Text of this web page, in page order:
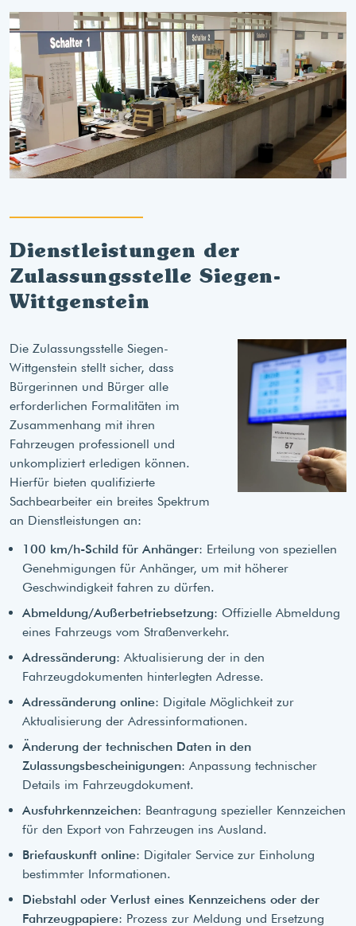
Dienstleistungen der
Zulassungsstelle Siegen-
Wittgenstein
Die Zulassungsstelle Siegen-
Wittgenstein stellt sicher, dass
Bürgerinnen und Bürger alle
erforderlichen Formalitäten im
Zusammenhang mit ihren
Fahrzeugen professionell und
unkompliziert erledigen können.
Hierfür bieten qualifizierte
Sachbearbeiter ein breites Spektrum
an Dienstleistungen an:
100 km/h-Schild für Anhänger: Erteilung von speziellen
Genehmigungen für Anhänger, um mit höherer
Geschwindigkeit fahren zu dürfen.
Abmeldung/Außerbetriebsetzung: Offizielle Abmeldung
eines Fahrzeugs vom Straßenverkehr.
Adressänderung: Aktualisierung der in den
Fahrzeugdokumenten hinterlegten Adresse.
Adressänderung online: Digitale Möglichkeit zur
Aktualisierung der Adressinformationen.
Änderung der technischen Daten in den
Zulassungsbescheinigungen: Anpassung technischer
Details im Fahrzeugdokument.
Ausfuhrkennzeichen: Beantragung spezieller Kennzeichen
für den Export von Fahrzeugen ins Ausland.
Briefauskunft online: Digitaler Service zur Einholung
bestimmter Informationen.
Diebstahl oder Verlust eines Kennzeichens oder der
Fahrzeugpapiere: Prozess zur Meldung und Ersetzung